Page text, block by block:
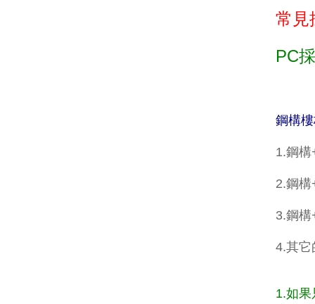
常見
PC
鋼構
1.鋼
2.鋼構
3.鋼
4.其它
1.如